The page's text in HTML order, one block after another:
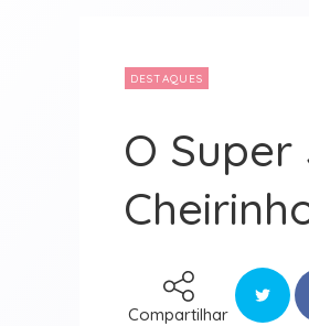
DESTAQUES
O Super
Compartilhar